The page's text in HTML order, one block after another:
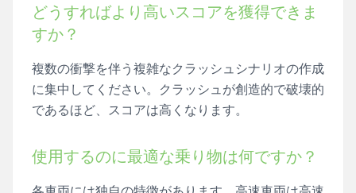
どうすればより高いスコアを獲得できま
すか？
複数の衝撃を伴う複雑なクラッシュシナリオの作成
に集中してください。クラッシュが創造的で破壊的
であるほど、スコアは高くなります。
使用するのに最適な乗り物は何ですか？